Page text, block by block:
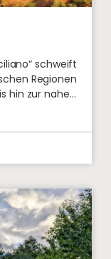
schweift
Regionen
hin zur nahe